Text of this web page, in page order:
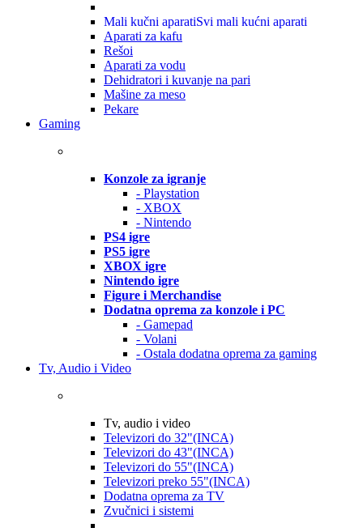
Mali kučni aparatiSvi mali kućni aparati
Aparati za kafu
Rešoi
Aparati za vodu
Dehidratori i kuvanje na pari
Mašine za meso
Pekare
Gaming
Konzole za igranje
- Playstation
- XBOX
- Nintendo
PS4 igre
PS5 igre
XBOX igre
Nintendo igre
Figure i Merchandise
Dodatna oprema za konzole i PC
- Gamepad
- Volani
- Ostala dodatna oprema za gaming
Tv, Audio i Video
Tv, audio i video
Televizori do 32"(INCA)
Televizori do 43"(INCA)
Televizori do 55"(INCA)
Televizori preko 55"(INCA)
Dodatna oprema za TV
Zvučnici i sistemi